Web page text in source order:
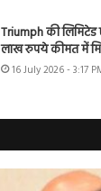
Triumph की
लाख रुपये कीमत में
16 July 2026 - 3:17